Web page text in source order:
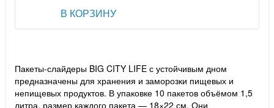
В КОРЗИНУ
Пакеты-слайдеры BIG CITY LIFE с устойчивым дном
предназначены для хранения и заморозки пищевых и
непищевых продуктов. В упаковке 10 пакетов объёмом 1,5
литра, размер каждого пакета — 18×22 см. Они